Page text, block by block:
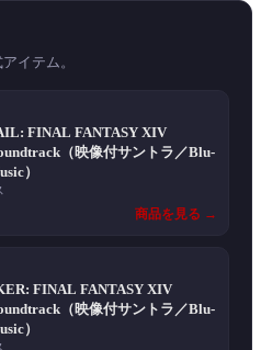
イテム。
FINAL FANTASY XIV
（映像付サントラ／Blu-
）
商品を見る →
FINAL FANTASY XIV
（映像付サントラ／Blu-
）